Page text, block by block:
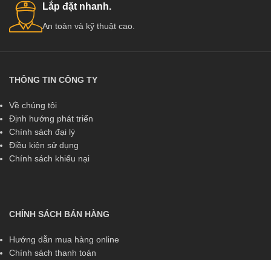
Lắp đặt nhanh.
An toàn và kỹ thuật cao.
THÔNG TIN CÔNG TY
Về chúng tôi
Định hướng phát triển
Chính sách đại lý
Điều kiện sử dụng
Chính sách khiếu nại
CHÍNH SÁCH BÁN HÀNG
Hướng dẫn mua hàng online
Chính sách thanh toán